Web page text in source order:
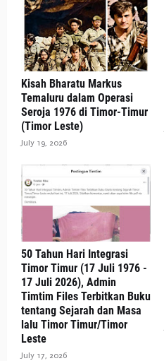
Kisah Bharatu Markus
Temaluru dalam Operasi
Seroja 1976 di Timor-Timur
(Timor Leste)
July 19, 2026
50 Tahun Hari Integrasi
Timor Timur (17 Juli 1976 -
17 Juli 2026), Admin
Timtim Files Terbitkan Buku
tentang Sejarah dan Masa
lalu Timor Timur/Timor
Leste
July 17, 2026